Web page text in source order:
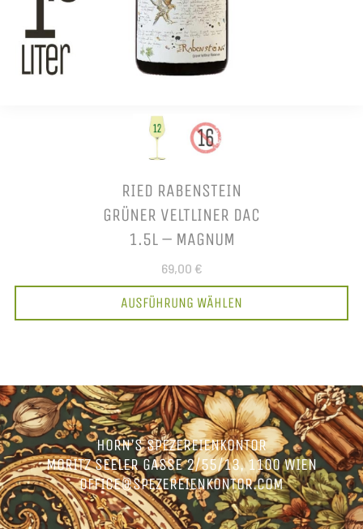
RIED RABENSTEIN
GRÜNER VELTLINER DAC
1.5L – MAGNUM
69,00 €
AUSFÜHRUNG WÄHLEN
HORN’S SPEZEREIENKONTOR
MORITZ SEELER GASSE 2/55/13, 1100 WIEN
OFFICE@SPEZEREIENKONTOR.COM